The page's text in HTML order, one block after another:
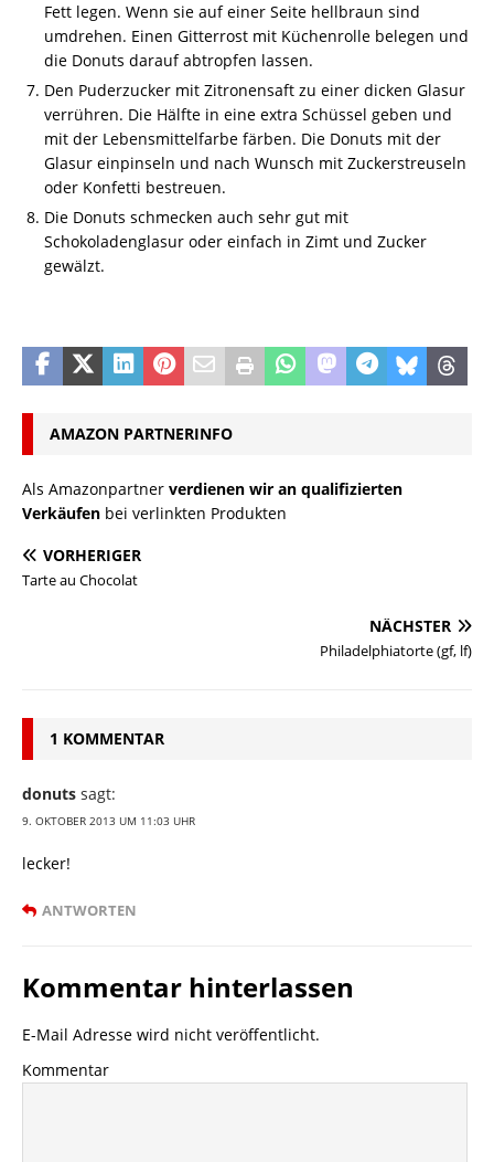
Fett legen. Wenn sie auf einer Seite hellbraun sind
umdrehen. Einen Gitterrost mit Küchenrolle belegen und
die Donuts darauf abtropfen lassen.
Den Puderzucker mit Zitronensaft zu einer dicken Glasur
verrühren. Die Hälfte in eine extra Schüssel geben und
mit der Lebensmittelfarbe färben. Die Donuts mit der
Glasur einpinseln und nach Wunsch mit Zuckerstreuseln
oder Konfetti bestreuen.
Die Donuts schmecken auch sehr gut mit
Schokoladenglasur oder einfach in Zimt und Zucker
gewälzt.
AMAZON PARTNERINFO
Als Amazonpartner verdienen wir an qualifizierten
Verkäufen bei verlinkten Produkten
VORHERIGER
Tarte au Chocolat
NÄCHSTER
Philadelphiatorte (gf, lf)
1 KOMMENTAR
donuts sagt:
9. OKTOBER 2013 UM 11:03 UHR
lecker!
ANTWORTEN
Kommentar hinterlassen
E-Mail Adresse wird nicht veröffentlicht.
Kommentar